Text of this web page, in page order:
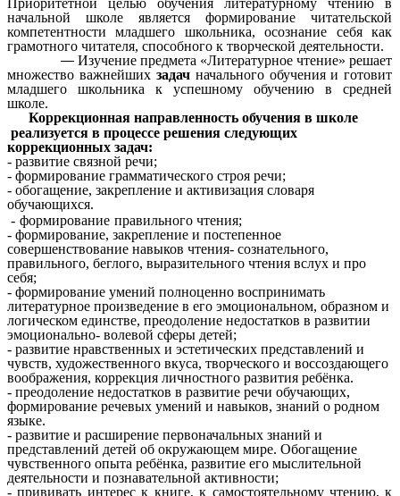
Приоритетной целью обучения литературному чтению в
начальной школе является формирование читательской
компетентности младшего школьника, осознание себя как
грамотного читателя, способного к творческой деятельности.
Изучение предмета «Литературное чтение» решает
множество важнейших задач начального обучения и готовит
младшего школьника к успешному обучению в средней
школе.
Коррекционная направленность обучения в школе
реализуется в процессе решения следующих
коррекционных задач:
- развитие связной речи;
- формирование грамматического строя речи;
- обогащение, закрепление и активизация словаря
обучающихся.
- формирование правильного чтения;
- формирование, закрепление и постепенное
совершенствование навыков чтения- сознательного,
правильного, беглого, выразительного чтения вслух и про
себя;
- формирование умений полноценно воспринимать
литературное произведение в его эмоциональном, образном и
логическом единстве, преодоление недостатков в развитии
эмоционально- волевой сферы детей;
- развитие нравственных и эстетических представлений и
чувств, художественного вкуса, творческого и воссоздающего
воображения, коррекция личностного развития ребёнка.
- преодоление недостатков в развитие речи обучающих,
формирование речевых умений и навыков, знаний о родном
языке.
- развитие и расширение первоначальных знаний и
представлений детей об окружающем мире. Обогащение
чувственного опыта ребёнка, развитие его мыслительной
деятельности и познавательной активности;
- прививать интерес к книге, к самостоятельному чтению, к